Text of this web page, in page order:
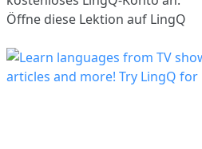
Öffne diese Lektion auf LingQ